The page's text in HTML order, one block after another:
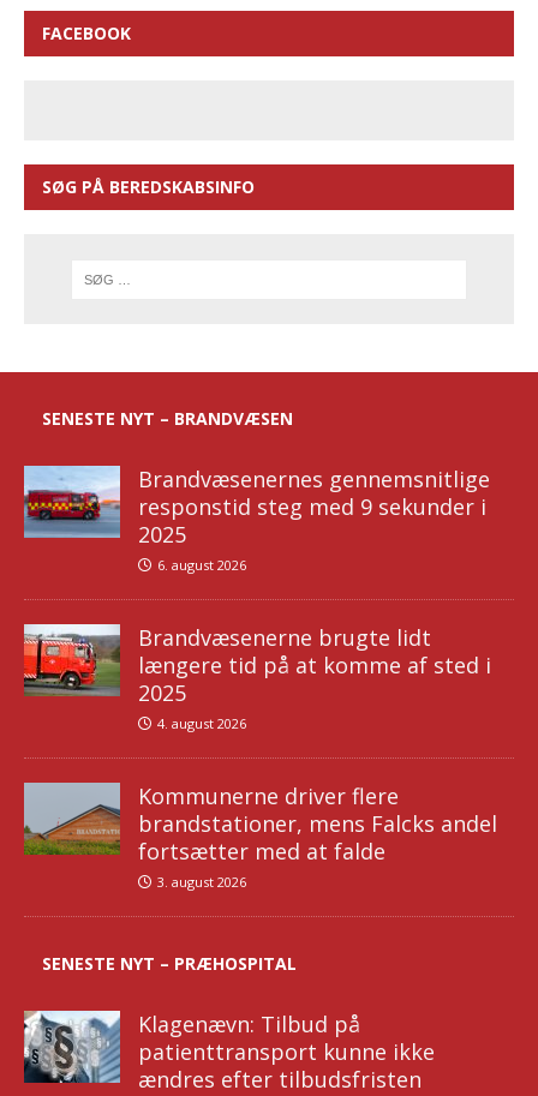
FACEBOOK
SØG PÅ BEREDSKABSINFO
SENESTE NYT – BRANDVÆSEN
Brandvæsenernes gennemsnitlige
responstid steg med 9 sekunder i
2025
6. august 2026
Brandvæsenerne brugte lidt
længere tid på at komme af sted i
2025
4. august 2026
Kommunerne driver flere
brandstationer, mens Falcks andel
fortsætter med at falde
3. august 2026
SENESTE NYT – PRÆHOSPITAL
Klagenævn: Tilbud på
patienttransport kunne ikke
ændres efter tilbudsfristen